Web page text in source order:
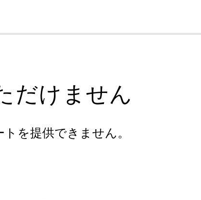
だけません
を提供できません。